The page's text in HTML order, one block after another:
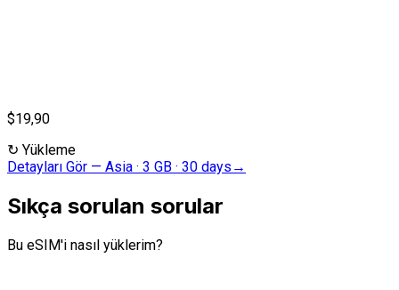
$19,90
↻ Yükleme
Detayları Gör — Asia · 3 GB · 30 days →
Sıkça sorulan sorular
Bu eSIM'i nasıl yüklerim?